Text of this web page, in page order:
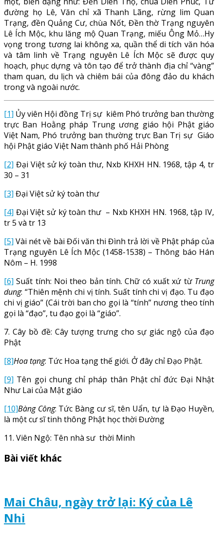
đường họ Lê, Văn chỉ xã Thanh Lãng, rừng lim Quan
Trạng, đền Quảng Cư, chùa Nốt, Đền thờ Trạng nguyên
Lê Ích Mộc, khu lăng mộ Quan Trạng, miếu Ông Mỏ…Hy
vọng trong tương lai không xa, quần thể di tích văn hóa
và tâm linh về Trạng nguyên Lê Ích Mộc sẽ được quy
hoạch, phục dựng và tôn tạo để trở thành địa chỉ “vàng”
tham quan, du lịch và chiêm bái của đông đảo du khách
trong và ngoài nước.
[1] Ủy viên Hội đồng Trị sự kiêm Phó trưởng ban thường
trực Ban Hoằng pháp Trung ương giáo hội Phật giáo
Việt Nam, Phó trưởng ban thường trực Ban Trị sự Giáo
hội Phật giáo Việt Nam thành phố Hải Phòng
[2] Đại Việt sử ký toàn thư, Nxb KHXH HN. 1968, tập 4, tr
30 – 31
[3] Đại Việt sử ký toàn thư
[4] Đại Việt sử ký toàn thư – Nxb KHXH HN. 1968, tập IV,
tr 5 và tr 13
[5] Vài nét về bài Đối văn thi Đình trả lời về Phật pháp của
Trạng nguyên Lê Ích Mộc (1458-1538) – Thông báo Hán
Nôm – H. 1998
[6] Suất tính: Noi theo bản tính. Chữ có xuất xứ từ Trung
dung: “Thiên mệnh chi vị tính. Suất tính chi vị đạo. Tu đạo
chi vị giáo” (Cái trời ban cho gọi là “tính” nương theo tính
gọi là “đạo”, tu đạo gọi là “giáo”.
7. Cây bồ đề: Cây tượng trưng cho sự giác ngộ của đạo
Phật
[8]Hoa tạng: Tức Hoa tạng thế giới. Ở đây chỉ Đạo Phật.
[9] Tên gọi chung chỉ pháp thân Phật chỉ đức Đại Nhật
Như Lai của Mật giáo
[10]Bàng Công: Tức Bàng cư sĩ, tên Uẩn, tự là Đạo Huyền,
là một cư sĩ tinh thông Phật học thời Đường
11. Viên Ngộ: Tên nhà sư thời Minh
Bài viết khác
Mai Châu, ngày trở lại: Ký của Lê
Nhi